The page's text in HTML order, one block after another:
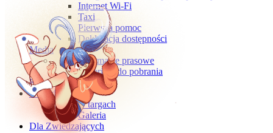
Internet Wi-Fi
Taxi
Pierwsza pomoc
Deklaracja dostępności
Media
Informacje prasowe
Materiały do pobrania
Kontakt
O wydarzeniu
O targach
Galeria
Dla Zwiedzających